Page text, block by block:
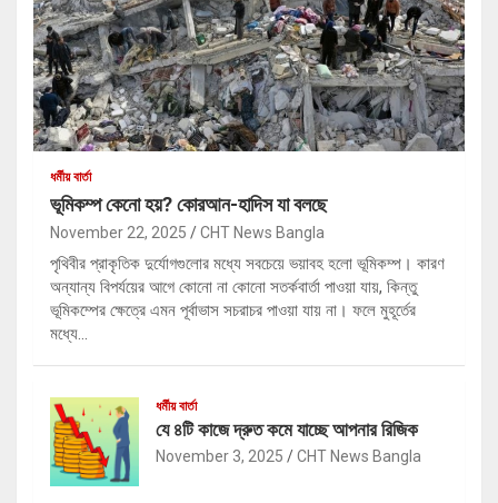
ধর্মীয় বার্তা
ভূমিকম্প কেনো হয়? কোরআন-হাদিস যা বলছে
November 22, 2025 CHT News Bangla
পৃথিবীর প্রাকৃতিক দুর্যোগগুলোর মধ্যে সবচেয়ে ভয়াবহ হলো ভূমিকম্প। কারণ
অন্যান্য বিপর্যয়ের আগে কোনো না কোনো সতর্কবার্তা পাওয়া যায়, কিন্তু
ভূমিকম্পের ক্ষেত্রে এমন পূর্বাভাস সচরাচর পাওয়া যায় না। ফলে মুহূর্তের
মধ্যে…
ধর্মীয় বার্তা
যে ৪টি কাজে দ্রুত কমে যাচ্ছে আপনার রিজিক
November 3, 2025 CHT News Bangla